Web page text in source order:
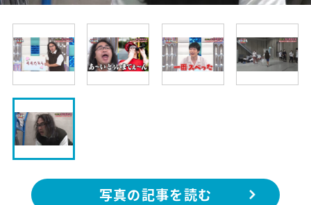
写真の記事を読む